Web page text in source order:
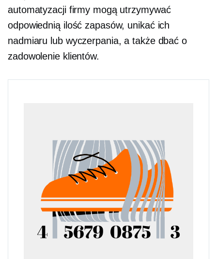
automatyzacji firmy mogą utrzymywać
odpowiednią ilość zapasów, unikać ich
nadmiaru lub wyczerpania, a także dbać o
zadowolenie klientów.